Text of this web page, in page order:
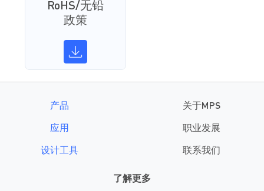
RoHS/无铅
政策
产品
应用
设计工具
关于MPS
职业发展
联系我们
了解更多